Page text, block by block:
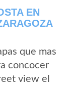
EN
que mas
concocer
view el